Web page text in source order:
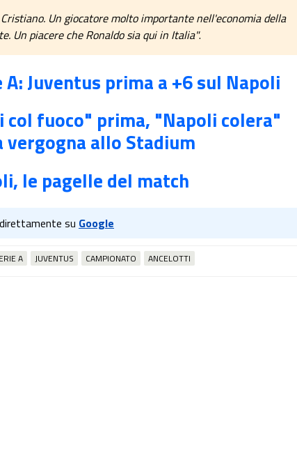
Un giocatore molto importante nell'economia della
Un piacere che Ronaldo sia qui in Italia".
Juventus prima a +6 sul Napoli
col fuoco" prima, "Napoli colera"
vergogna allo Stadium
le pagelle del match
direttamente su Google
A JUVENTUS CAMPIONATO ANCELOTTI